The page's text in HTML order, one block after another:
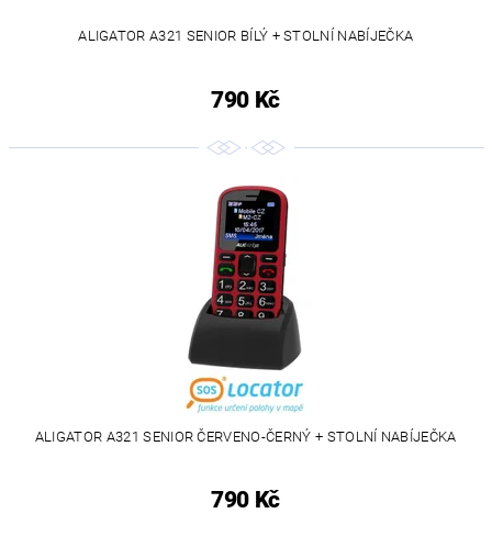
ALIGATOR A321 SENIOR BÍLÝ + STOLNÍ NABÍJEČKA
790 Kč
ALIGATOR A321 SENIOR ČERVENO-ČERNÝ + STOLNÍ NABÍJEČKA
790 Kč